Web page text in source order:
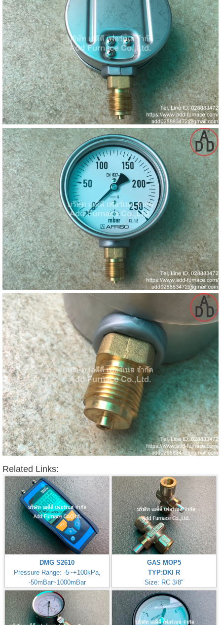
Related Links:
DMG S2610
Pressure Range: -5~+100kPa,
-50mBar~1000mBar
Origin: Germany
GAS MOP5
TYP:DKI R
Size: RC 3/8"